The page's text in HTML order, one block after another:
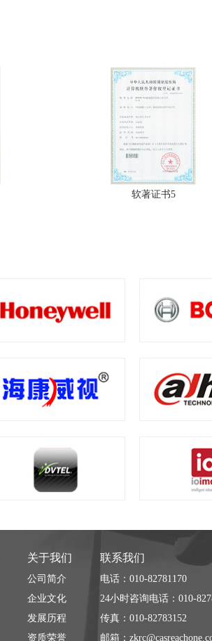
软著证书4
关于我们
公司简介
企业文化
发展历程
资质荣誉
联系我们
电话：010-82781170
24小时咨询电话：010-
传真：010-82783152
邮箱：